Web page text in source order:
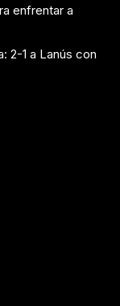
enfrentar a
2-1 a Lanús con